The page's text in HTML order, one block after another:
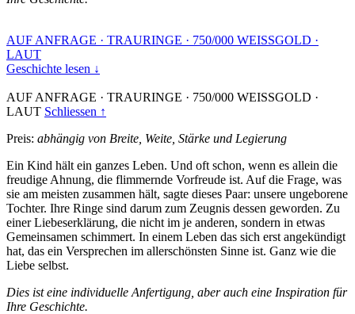
AUF ANFRAGE · TRAURINGE · 750/000 WEISSGOLD ·
LAUT
Geschichte lesen ↓
AUF ANFRAGE · TRAURINGE · 750/000 WEISSGOLD ·
LAUT Schliessen ↑
Preis: abhängig von Breite, Weite, Stärke und Legierung
Ein Kind hält ein ganzes Leben. Und oft schon, wenn es allein die
freudige Ahnung, die flimmernde Vorfreude ist. Auf die Frage, was
sie am meisten zusammen hält, sagte dieses Paar: unsere ungeborene
Tochter. Ihre Ringe sind darum zum Zeugnis dessen geworden. Zu
einer Liebeserklärung, die nicht im je anderen, sondern in etwas
Gemeinsamen schimmert. In einem Leben das sich erst angekündigt
hat, das ein Versprechen im allerschönsten Sinne ist. Ganz wie die
Liebe selbst.
Dies ist eine individuelle Anfertigung, aber auch eine Inspiration für
Ihre Geschichte.